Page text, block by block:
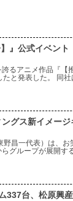
』公式イベン
るアニメ作品『【
と発表した。 同
人気IPにおいて、
グス新イメー
昌一代表）は、
グループが展開す
337台、松原興